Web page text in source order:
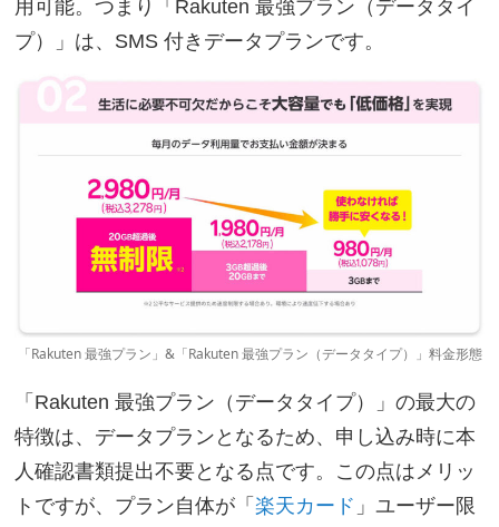
用可能。つまり「Rakuten 最強プラン（データタイ
プ）」は、SMS 付きデータプランです。
「Rakuten 最強プラン」&「Rakuten 最強プラン（データタイプ）」料金形態
「Rakuten 最強プラン（データタイプ）」の最大の
特徴は、データプランとなるため、申し込み時に本
人確認書類提出不要となる点です。この点はメリッ
トですが、プラン自体が「楽天カード 」ユーザー限